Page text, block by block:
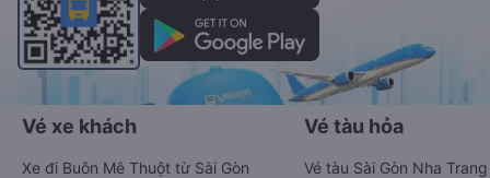
Vé xe khách
Xe đi Buôn Mê Thuột từ Sài Gòn
Vé tàu hỏa
Vé tàu Sài Gòn Nha Trang